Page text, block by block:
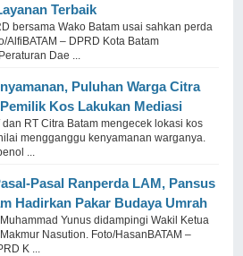
Terbaik
bersama Wako Batam usai sahkan perda
AlfiBATAM – DPRD Kota Batam
Dae ...
Puluhan Warga Citra
Kos Lakukan Mediasi
dan RT Citra Batam mengecek lokasi kos
mengganggu kenyamanan warganya.
...
Pasal Ranperda LAM, Pansus
Hadirkan Pakar Budaya Umrah
Yunus didampingi Wakil Ketua
Nasution. Foto/HasanBATAM –
K ...